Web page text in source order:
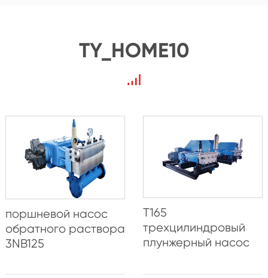
TY_HOME10
поршневой насос
обратного раствора
3NB125
T165
трехцилиндровый
плунжерный насос